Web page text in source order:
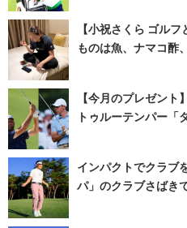
【小祝さくら ゴル
ものは魚、ナマコ酢
【今月のプレゼン
トゥルーテンパー「
インパクトでクラブ
パ」のクラブさばき